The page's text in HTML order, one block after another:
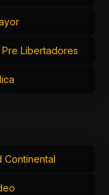
Libertadores
Continental